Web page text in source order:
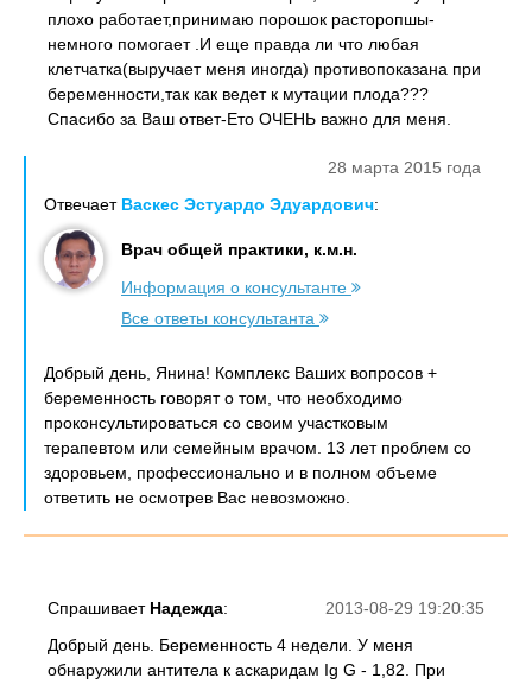
плохо работает,принимаю порошок расторопшы-
немного помогает .И еще правда ли что любая
клетчатка(выручает меня иногда) противопоказана при
беременности,так как ведет к мутации плода???
Спасибо за Ваш ответ-Ето ОЧЕНЬ важно для меня.
28 марта 2015 года
Отвечает Васкес Эстуардо Эдуардович:
Врач общей практики, к.м.н.
Информация о консультанте
Все ответы консультанта
Добрый день, Янина! Комплекс Ваших вопросов +
беременность говорят о том, что необходимо
проконсультироваться со своим участковым
терапевтом или семейным врачом. 13 лет проблем со
здоровьем, профессионально и в полном объеме
ответить не осмотрев Вас невозможно.
2013-08-29 19:20:35
Спрашивает Надежда:
Добрый день. Беременность 4 недели. У меня
обнаружили антитела к аскаридам Ig G - 1,82. При